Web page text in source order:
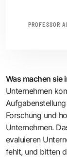
PROFESSOR
Was machen sie
Unternehmen
Forschung und
Unternehmen.
evaluieren
fehlt, und bitten